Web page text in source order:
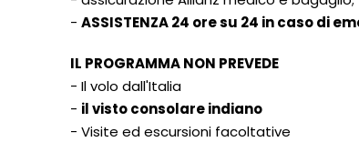
- ASSISTENZA 24 ore su 24 in caso di
IL PROGRAMMA NON PREVEDE
- Il volo dall'Italia
- il visto consolare indiano
- Visite ed escursioni facoltative